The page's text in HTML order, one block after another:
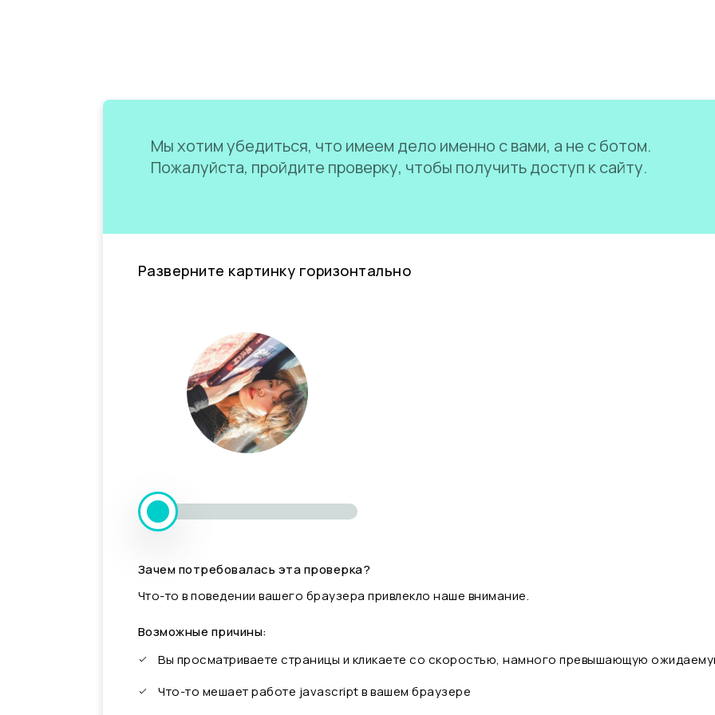
Мы хотим убедиться, что имеем дело именно с вами, а не с ботом.
Пожалуйста, пройдите проверку, чтобы получить доступ к сайту.
Разверните картинку горизонтально
Зачем потребовалась эта проверка?
Что-то в поведении вашего браузера привлекло наше внимание.
Возможные причины:
Вы просматриваете страницы и кликаете со скоростью, намного превышающую
Что-то мешает работе javascript в вашем браузере